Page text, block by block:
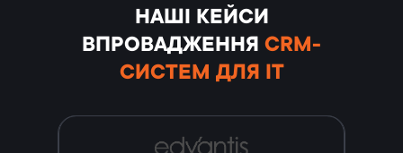
НАШІ КЕЙСИ
ВПРОВАДЖЕННЯ CRM-
СИСТЕМ ДЛЯ IT